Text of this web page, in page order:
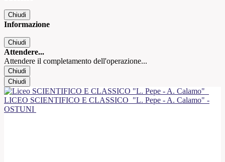
Chiudi
Informazione
Chiudi
Attendere...
Attendere il completamento dell'operazione...
Chiudi
Chiudi
LICEO SCIENTIFICO E CLASSICO "L. Pepe - A. Calamo" -
OSTUNI